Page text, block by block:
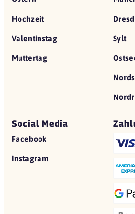
Hochzeit
Valentinstag
Muttertag
Sylt
Social Media
Facebook
Instagram